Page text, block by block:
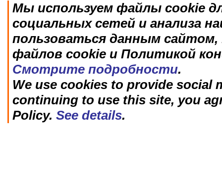
Мы используем файлы cookie
социальных сетей и анализа
пользоваться данным
файлов cookie и Политикой
Смотрите подробности.
We use cookies to provide social
continuing to use this site, you
Policy. See details.